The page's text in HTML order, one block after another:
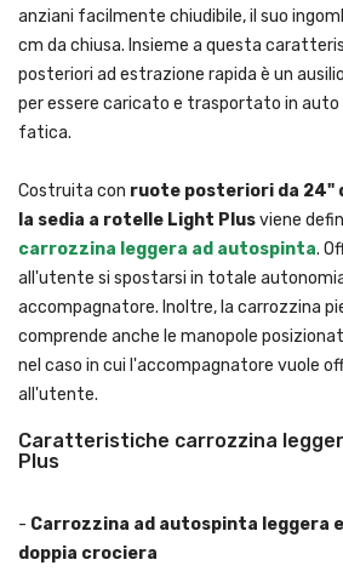
anziani facilmente chiudibile, il suo
cm da chiusa. Insieme a questa
posteriori ad estrazione rapida è un
per essere caricato e trasportato in
fatica.
Costruita con ruote posteriori da 24"
la sedia a rotelle Light Plusviene
carrozzina leggera ad autospinta.
all'utente si spostarsi in totale
accompagnatore. Inoltre, la carrozzina
comprende anche le manopole
nel caso in cui l'accompagnatore vuole
all'utente.
Caratteristiche carrozzina
Plus
- Carrozzina ad autospinta leggera
doppia crociera